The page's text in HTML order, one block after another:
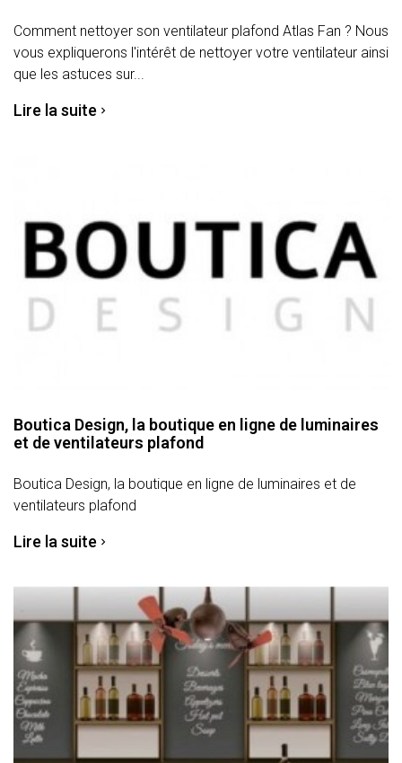
Comment nettoyer son ventilateur plafond Atlas Fan ? Nous
vous expliquerons l'intérêt de nettoyer votre ventilateur ainsi
que les astuces sur...
Lire la suite
Boutica Design, la boutique en ligne de luminaires
et de ventilateurs plafond
Boutica Design, la boutique en ligne de luminaires et de
ventilateurs plafond
Lire la suite